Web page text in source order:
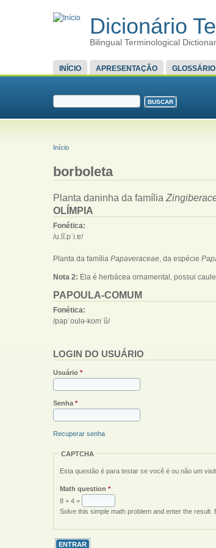
Dicionário
Bilingual Terminological
MENU PRINCIPAL
INÍCIO APRESENTAÇÃO GLOSSÁRIO
FORMULÁRIO DE BUSCA
VOCÊ ESTÁ AQUI
Início
borboleta
Planta daninha da família
OLÍMPIA
Fonética:
/u.lĩ.pˈi.ɐ/
Planta da família Papaveraceae , da espécie
Nota 2: Ela é herbácea ornamental, possui
PAPOULA-COMUM
Fonética:
/papˈoulə-komˈũ/
LOGIN DO USUÁRIO
Usuário *
Senha *
Recuperar senha
CAPTCHA
Esta questão é para testar se você é ou não um
Math question *
8 + 4 =
Solve this simple math problem and enter the result.